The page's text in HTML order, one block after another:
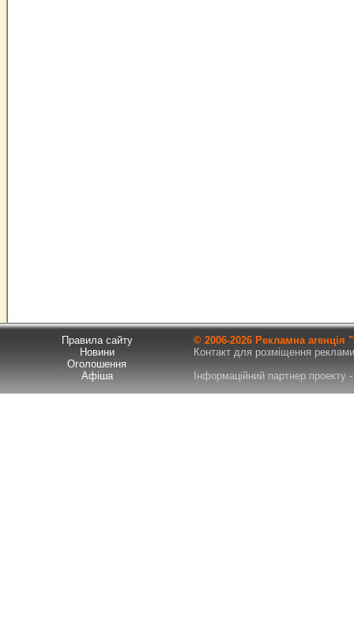
Правила сайту
Новини
Оголошення
Афіша
© 2006-2026 Рекламна
Контакт для розміщення
Інформаційний партнер проекту